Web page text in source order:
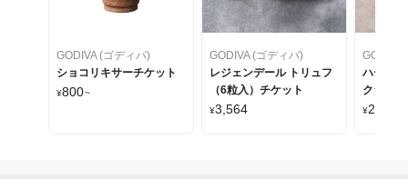
GODIVA (ゴディバ)
ショコリキサーチケット
¥800~
GODIVA (ゴディバ)
レジェンデール トリュフ
（6粒入）チケット
¥3,564
GODIVA
ハート
クショ
ト
¥2,160